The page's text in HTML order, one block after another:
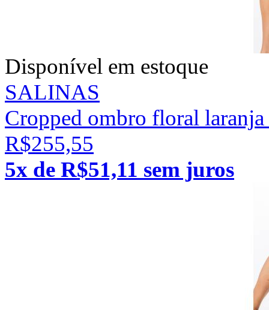
Disponível em estoque
SALINAS
Cropped ombro floral
R$255,55
5x de R$51,11 sem juros